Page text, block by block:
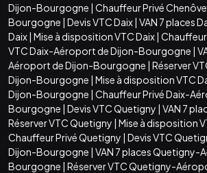
Dijon-Bourgogne | Chauffeur Privé
Bourgogne | Devis VTC Daix| VAN 7 places
Daix| Mise à disposition VTC Daix| Chauffeur
VTC Daix-Aéroport de Dijon-Bourgogne |
Aéroport de Dijon-Bourgogne | Réserver
Dijon-Bourgogne | Mise à disposition VTC
Dijon-Bourgogne | Chauffeur Privé Daix-
Bourgogne | Devis VTC Quetigny | VAN 7
Réserver VTC Quetigny | Mise à disposition
Chauffeur Privé Quetigny | Devis VTC
Dijon-Bourgogne | VAN 7 places Quetigny-
Bourgogne | Réserver VTC Quetigny-